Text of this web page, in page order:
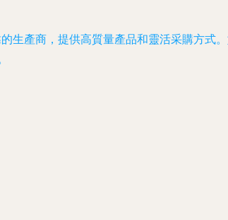
生產商，提供高質量產品和靈活采購方式